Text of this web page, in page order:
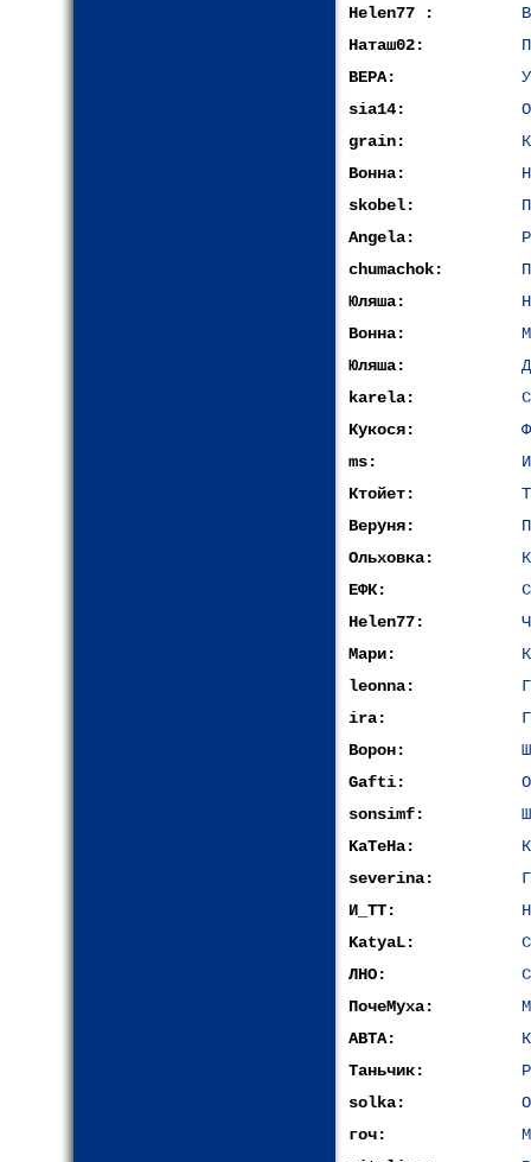
Helen77 :
Наташ02:
ВЕРА:
sia14:
grain:
Вонна:
skobel:
Angela:
chumachok:
Юляша:
Вонна:
Юляша:
karela:
Кукося:
ms:
Ктойет:
Веруня:
Ольховка:
ЕФК:
Helen77:
Мари:
leonna:
ira:
Ворон:
Gafti:
sonsimf:
KaTeHa:
severina:
И_ТТ:
KatyaL:
ЛНО:
ПочеМуха:
АВТА:
Таньчик:
solka:
гоч: